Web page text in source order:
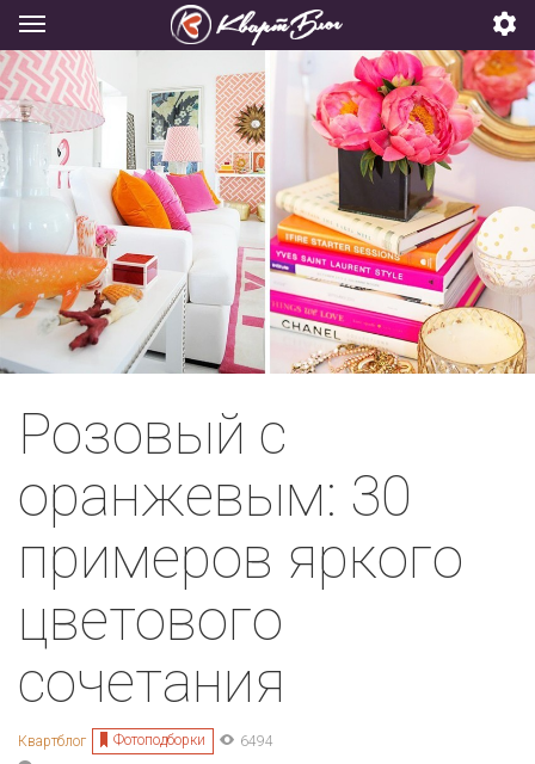
Розовый с
оранжевым: 30
примеров яркого
цветового
сочетания
Квартблог Фотоподборки 6494